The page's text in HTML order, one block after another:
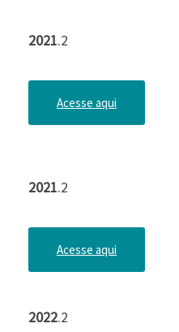
2021.2
Acesse aqui
2021.2
Acesse aqui
2022.2